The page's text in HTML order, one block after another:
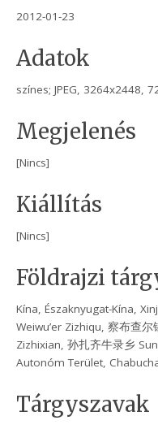
2012-01-23
Adatok
színes; JPEG, 3264x2448,
Megjelenés
[Nincs]
Kiállítás
[Nincs]
Földrajzi
Kína, Északnyugat-Kína,
Weiwu’er Zizhiqu, 察布查
Zizhixian, 孙扎齐牛录乡
Autonóm Terület,
Tárgyszavak